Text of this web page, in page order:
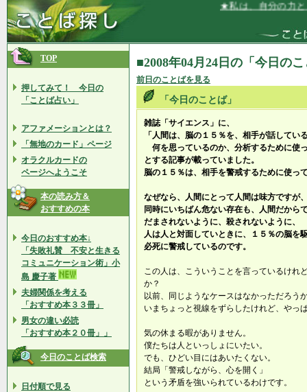
★私は、自分の力と
TOP
押してみて！ 今日の
「ことば占い」
アファメーションとは？
「無地のカード」ページ
オラクルカードの
ページへようこそ
本の読み方＆
おすすめの本
今日のおすすめ本↓
「失敗礼賛 不安と生きる
コミュニケーション術」小
島 慶子著
夫婦関係を考える
「おすすめ本３３冊」
男女の違い必読
「おすすめ本２０冊」」
今日のことば検索
日付順で見る
■2008年04月24日の「今日の
前日のことばを見る
「今日のことば」
雑誌「サイエンス」に、
「人間は、脳の１５％を、相手が話してい
何を思っているのか、分析するために使
とする記事が載っていました。
脳の１５％は、相手を警戒するために使っ
なぜなら、人間にとって人間は味方ですが
同時にいちばん危ない存在も、人間だから
だまされないように、殺されないように、
人は人と対面していときに、１５％の脳を
必死に警戒しているのです。
この人は、こういうことを言っているけれ
か？
以前、同じようなケースはなかっただろう
いまちょっと視線をずらしたけれど、やっ
気の休まる暇がありません。
僕たちは人といっしょにいたい。
でも、ひどい目にはあいたくない。
結局「警戒しながら、心を開く」
という矛盾を強いられているわけです。